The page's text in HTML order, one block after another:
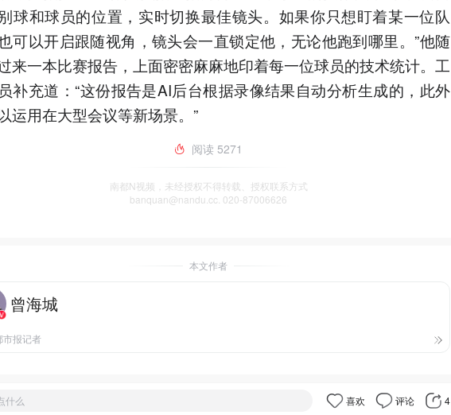
球和球员的位置，实时切换最佳镜头。如果你只想盯着某一位队
可以开启跟随视角，镜头会一直锁定他，无论他跑到哪里。”他随
来一本比赛报告，上面密密麻麻地印着每一位球员的技术统计。工
补充道：“这份报告是AI后台根据录像结果自动分析生成的，此外
运用在大型会议等新场景。”
阅读 5271
南都N视频，未经授权不得转载、授权联系方式
banquan@nandu.cc. 020-87006626
本文作者
曾海城
市报记者
什么 喜欢 评论 4